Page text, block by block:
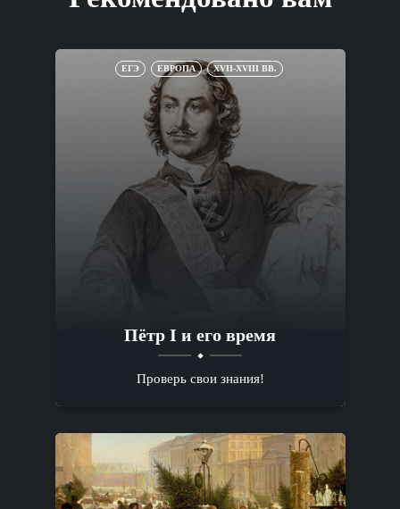
ЕГЭ ЕВРОПА XVII-XVIII ВВ.
Пётр I и его время
Проверь свои знания!